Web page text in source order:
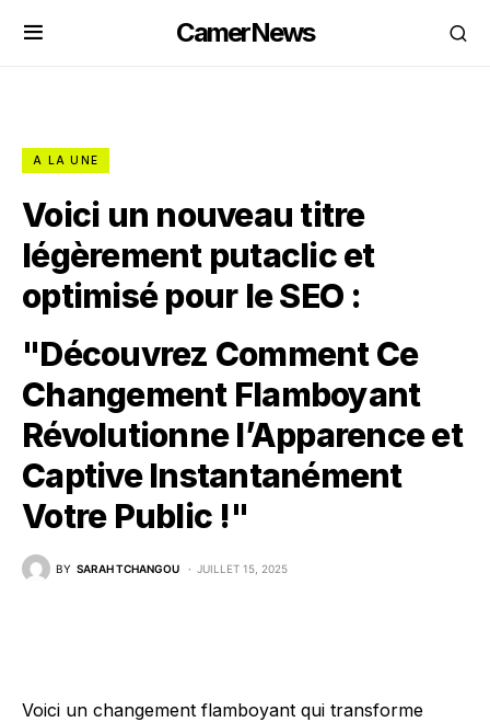
CamerNews
A LA UNE
Voici un nouveau titre
légèrement putaclic et
optimisé pour le SEO :
"Découvrez Comment Ce
Changement Flamboyant
Révolutionne l’Apparence et
Captive Instantanément
Votre Public !"
BY SARAH TCHANGOU JUILLET 15, 2025
Voici un changement flamboyant qui transforme